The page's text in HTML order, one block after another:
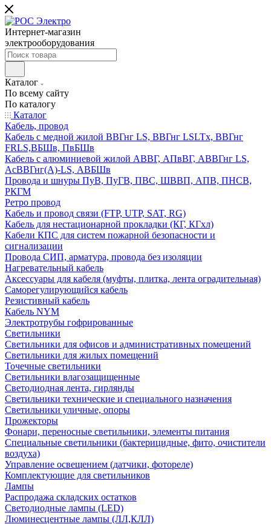
Интернет-магазин
электрооборудования
Каталог
По всему сайту
По каталогу
Каталог
Кабель, провод
Кабель с медной жилой ВВГнг LS, ВВГнг LSLTx, ВВГнг
FRLS,ВБШв, ПвБШв
Кабель с алюминиевой жилой АВВГ, АПвВГ, АВВГнг LS,
АсВВГнг(А)-LS, АВБШв
Провода и шнуры ПуВ, ПуГВ, ПВС, ШВВП, АПВ, ПНСВ,
РКГМ
Ретро провод
Кабель и провод связи (FTP, UTP, SAT, RG)
Кабель для нестационарной прокладки (КГ, КГхл)
Кабели КПС для систем пожарной безопасности и
сигнализации
Провода СИП, арматура, провода без изоляции
Нагревательный кабель
Аксессуары для кабеля (муфты, плитка, лента оградительная)
Саморегулирующийся кабель
Резистивный кабель
Кабель NYM
Электротрубы гофрированные
Светильники
Светильники для офисов и административных помещений
Светильники для жилых помещений
Точечные светильники
Светильники влагозащищенные
Светодиодная лента, гирлянды
Светильники технические и специального назначения
Светильники уличные, опоры
Прожекторы
Фонари, переносные светильники, элементы питания
Специальные светильники (бактерицидные, фито, очистители
воздуха)
Управление освещением (датчики, фотореле)
Комплектующие для светильников
Лампы
Распродажа складских остатков
Светодиодные лампы (LED)
Люминесцентные лампы (ЛЛ,КЛЛ)